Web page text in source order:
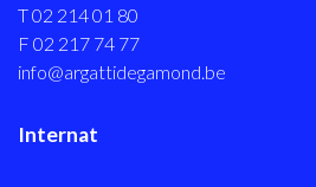
T 02 214 01 80
F 02 217 74 77
info@argattidegamond.be
Internat